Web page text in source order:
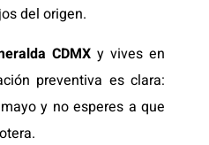
del origen.
CDMX y vives en
preventiva es clara:
y no esperes a que